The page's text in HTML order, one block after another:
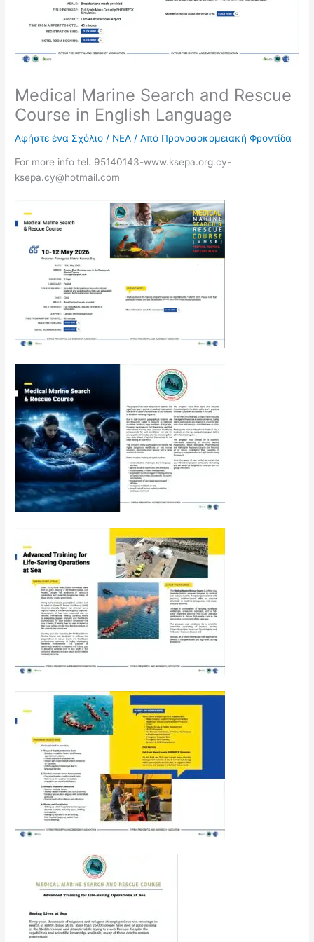
Medical Marine Search and Rescue
Course in English Language
Αφήστε ένα Σχόλιο / ΝΕΑ / Από Προνοσοκομειακή Φροντίδα
For more info tel. 95140143-www.ksepa.org.cy-
ksepa.cy@hotmail.com